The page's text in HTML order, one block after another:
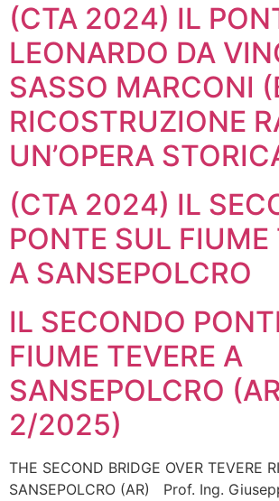
(CTA 2024) IL
LEONARDO DA
SASSO MARCONI
RICOSTRUZIONE
UN’OPERA
(CTA 2024) IL
PONTE SUL FIUME
A SANSEPOLCRO
IL SECONDO
FIUME TEVERE A
SANSEPOLCRO
2/2025)
THE SECOND BRIDGE OVER TEVERE
SANSEPOLCRO (AR) Prof. Ing.